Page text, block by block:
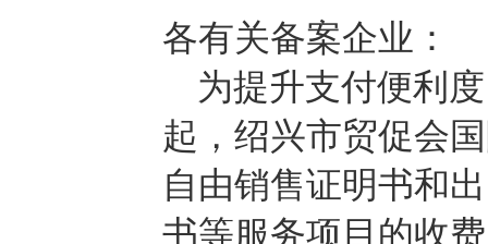
各有关备案企业：
为提升支付便利度
起，绍兴市贸促会
自由销售证明书和
书等服务项目的收